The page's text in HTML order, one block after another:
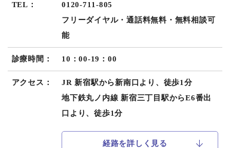
TEL：
0120-711-805
フリーダイヤル・通話料無料・無料相談可
能
診療時間： 10：00-19：00
アクセス：
JR 新宿駅から新南口より、徒歩1分
地下鉄丸ノ内線 新宿三丁目駅からE6番出
口より、徒歩1分
経路を詳しく見る